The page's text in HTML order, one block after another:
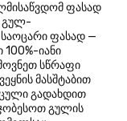
ფასად
გულ-
ფასად —
იანი
სწრაფი
მასშტაბით
გადახდით
გულის